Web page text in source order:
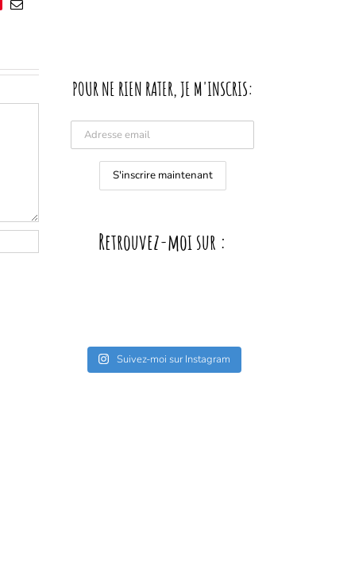
Email
POUR NE RIEN RATER, JE M'INSCRIS:
Retrouvez-moi sur :
Suivez-moi sur Instagram